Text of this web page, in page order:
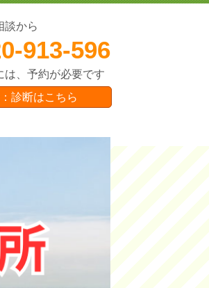
談から
913-596
は、予約が必要です
診断はこちら